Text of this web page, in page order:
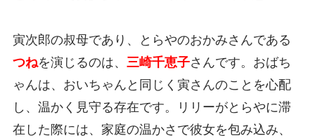
寅次郎の叔母であり、とらやのおかみさんである
つねを演じるのは、 三崎千恵子さんです。おばち
ゃんは、おいちゃんと同じく寅さんのことを心配
し、温かく見守る存在です。リリーがとらやに滞
在した際には、家庭の温かさで彼女を包み込み、